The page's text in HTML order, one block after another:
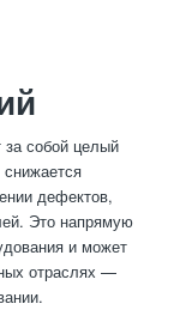
за собой целый
дефектов,
Это напрямую
и может
отраслях —